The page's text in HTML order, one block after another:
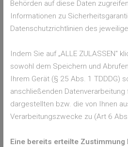
Foto vonHenrique Felix
6. Ernährung &amp; Ruhe
Auch wenn der Appetit fehlt: Eine
unterstützt die Genesung. Ideal
Gemüseeintöpfe. Vermeiden Sie
heiße Speisen, da sie den Hals
Gönnen Sie sich Ruhe – Ihr Körper
Immunsystem zu stärken. Schon
Behörden auf diese Daten
Informationen zu
Datenschutzrichtlinien des
Indem Sie auf „ALLE ZULASSEN"
sowohl dem Speichern und
Ihrem Gerät (§ 25 Abs. 1 TDDDG)
anschließenden
dargestellten bzw. die von Ihnen
Verarbeitungszwecke zu (Art 6
Eine bereits erteilte